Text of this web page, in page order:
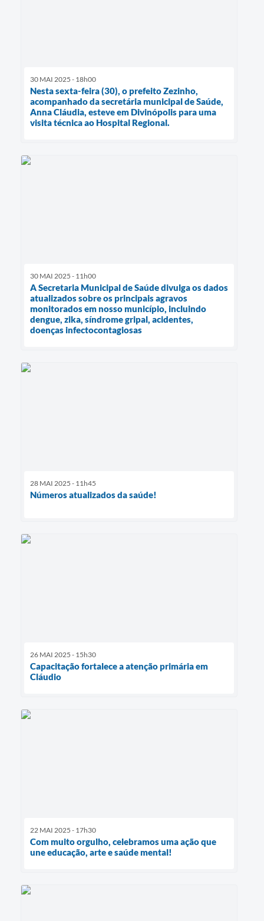
30 MAI 2025 - 18h00
Nesta sexta-feira (30), o prefeito Zezinho,
acompanhado da secretária municipal de Saúde,
Anna Cláudia, esteve em Divinópolis para uma
visita técnica ao Hospital Regional.
30 MAI 2025 - 11h00
A Secretaria Municipal de Saúde divulga os dados
atualizados sobre os principais agravos
monitorados em nosso município, incluindo
dengue, zika, síndrome gripal, acidentes,
doenças infectocontagiosas
28 MAI 2025 - 11h45
Números atualizados da saúde!
26 MAI 2025 - 15h30
Capacitação fortalece a atenção primária em
Cláudio
22 MAI 2025 - 17h30
Com muito orgulho, celebramos uma ação que
une educação, arte e saúde mental!